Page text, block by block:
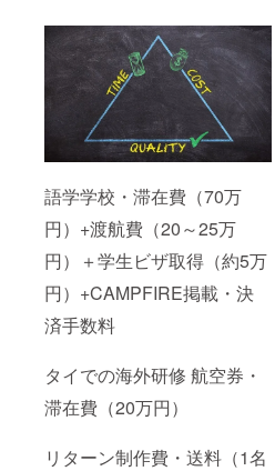
語学学校・滞在費（70万
円）+渡航費（20～25万
円）＋学生ビザ取得（約5万
円）+CAMPFIRE掲載・決
済手数料
タイでの海外研修 航空券・
滞在費（20万円）
リターン制作費・送料（1名